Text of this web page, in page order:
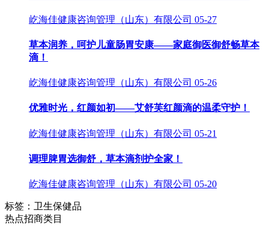
屹海佳健康咨询管理（山东）有限公司 05-27
草本润养，呵护儿童肠胃安康——家庭御医御舒畅草本
滴！
屹海佳健康咨询管理（山东）有限公司 05-26
优雅时光，红颜如初——艾舒芙红颜滴的温柔守护！
屹海佳健康咨询管理（山东）有限公司 05-21
调理脾胃选御舒，草本滴剂护全家！
屹海佳健康咨询管理（山东）有限公司 05-20
标签：卫生保健品
热点招商类目